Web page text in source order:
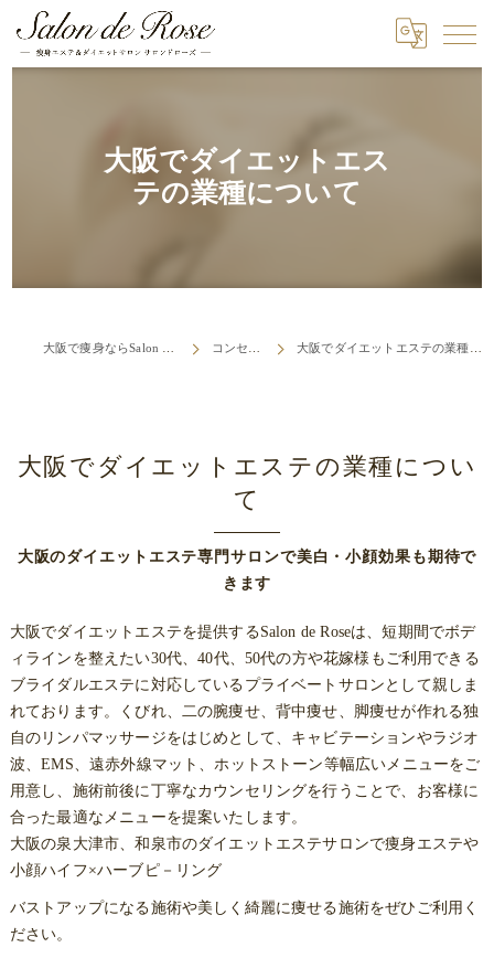
大阪でダイエットエス
テの業種について
コンセプト 大阪でダイエットエステの業種について
大阪のダイエットエステ専門サロンで美白・小顔効果も期待で
きます
大阪でダイエットエステの業種につい
て
大阪でダイエットエステを提供するSalon de Roseは、短期間でボデ
ィラインを整えたい30代、40代、50代の方や花嫁様もご利用できる
ブライダルエステに対応しているプライベートサロンとして親しま
れております。くびれ、二の腕痩せ、背中痩せ、脚痩せが作れる独
自のリンパマッサージをはじめとして、キャビテーションやラジオ
波、EMS、遠赤外線マット、ホットストーン等幅広いメニューをご
用意し、施術前後に丁寧なカウンセリングを行うことで、お客様に
合った最適なメニューを提案いたします。
大阪の泉大津市、和泉市のダイエットエステサロンで痩身エステや
小顔ハイフ×ハーブピ－リング
バストアップになる施術や美しく綺麗に痩せる施術をぜひご利用く
ださい。